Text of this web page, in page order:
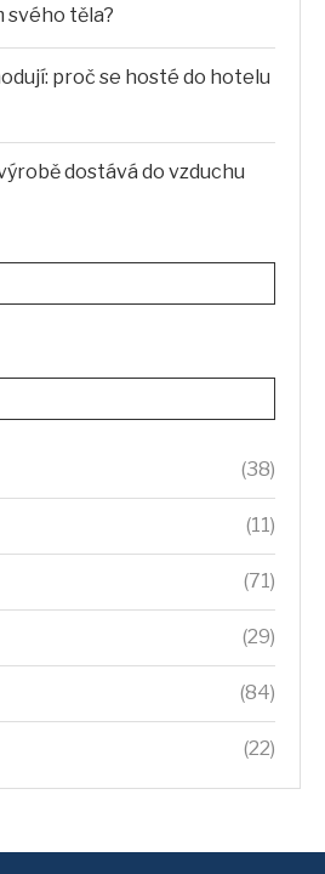
svého těla?
proč se hosté do hotelu
dostává do vzduchu
(38)
(11)
(71)
(29)
(84)
(22)